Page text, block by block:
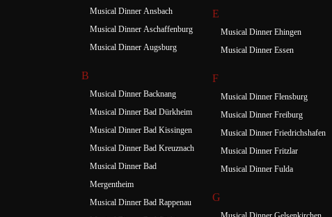
Musical Dinner Ansbach
Musical Dinner Aschaffenburg
Musical Dinner Augsburg
B
Musical Dinner Backnang
Musical Dinner Bad Dürkheim
Musical Dinner Bad Kissingen
Musical Dinner Bad Kreuznach
Musical Dinner Bad
Mergentheim
Musical Dinner Bad Rappenau
E
Musical Dinner Ehingen
Musical Dinner Essen
F
Musical Dinner Flensburg
Musical Dinner Freiburg
Musical Dinner Friedrichshafen
Musical Dinner Fritzlar
Musical Dinner Fulda
G